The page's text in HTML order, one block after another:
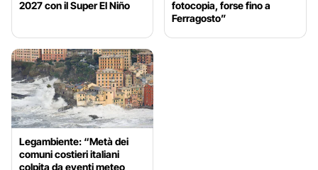
2027 con il Super El Niño
fotocopia, forse fino a
Ferragosto”
Legambiente: “Metà dei
comuni costieri italiani
colpita da eventi meteo